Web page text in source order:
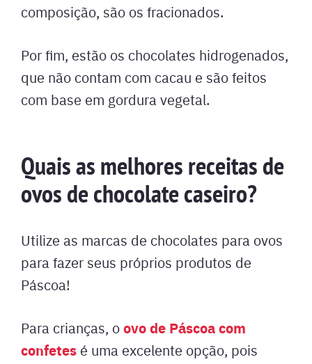
composição, são os fracionados.
Por fim, estão os chocolates hidrogenados,
que não contam com cacau e são feitos
com base em gordura vegetal.
Quais as melhores receitas de
ovos de chocolate caseiro?
Utilize as marcas de chocolates para ovos
para fazer seus próprios produtos de
Páscoa!
Para crianças, oovo de Páscoa com
confetes é uma excelente opção, pois